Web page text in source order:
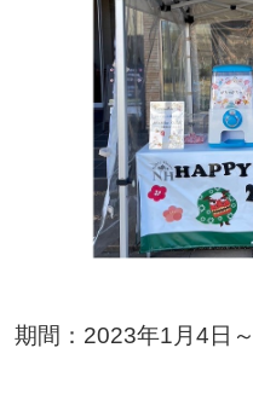
期間：2023年1月4日